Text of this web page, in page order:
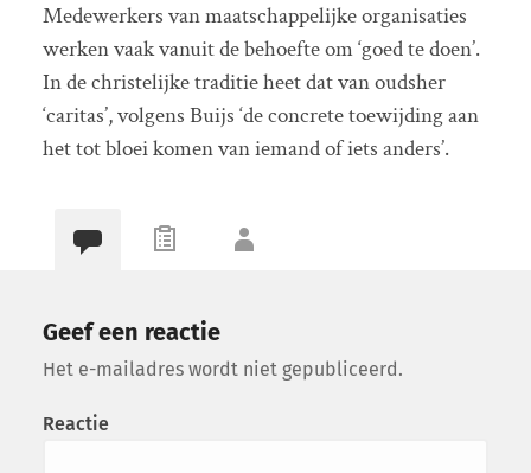
Medewerkers van maatschappelijke organisaties
werken vaak vanuit de behoefte om ‘goed te doen’.
In de christelijke traditie heet dat van oudsher
‘caritas’, volgens Buijs ‘de concrete toewijding aan
het tot bloei komen van iemand of iets anders’.
Geef een reactie
Het e-mailadres wordt niet gepubliceerd.
Reactie